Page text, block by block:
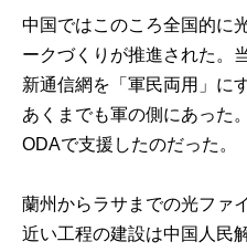
中国ではこのころ全国的に
ークづくりが推進された。
新通信網を「軍民両用」に
あくまでも軍の側にあった
ODAで支援したのだった。
蘭州からラサまでの光ファ
近い工程の建設は中国人民